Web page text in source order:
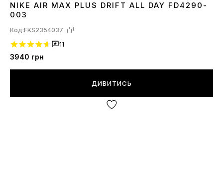
4142 4344 45
NIKE AIR MAX PLUS DRIFT ALL DAY FD4290-
003
Код:FKS2354037
11
3940 грн
ДИВИТИСЬ